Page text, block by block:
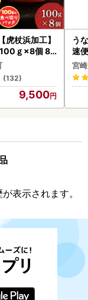
虎杖浜加工】
ｇ×8個 80
(132)
9,500
う
速
g以
宮
表示されます。